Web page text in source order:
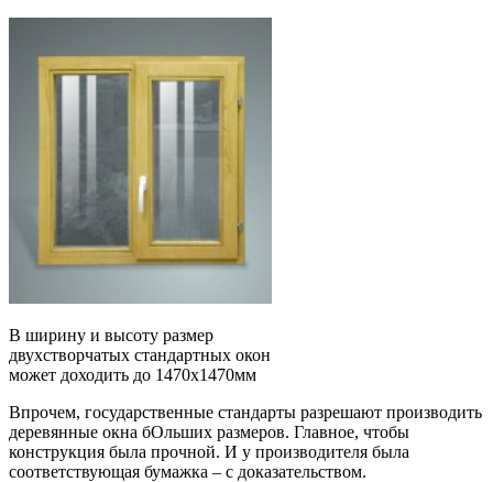
В ширину и высоту размер
двухстворчатых стандартных окон
может доходить до 1470х1470мм
Впрочем, государственные стандарты разрешают производить
деревянные окна бОльших размеров. Главное, чтобы
конструкция была прочной. И у производителя была
соответствующая бумажка – с доказательством.